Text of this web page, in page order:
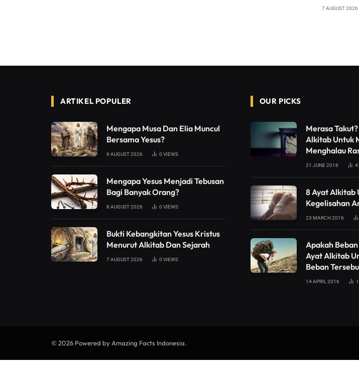
7 AUGUST 2026
ARTIKEL POPULER
Mengapa Musa Dan Elia Muncul
Bersama Yesus?
9 AUGUST 2026 0 VIEWS
Mengapa Yesus Menjadi Tebusan
Bagi Banyak Orang?
8 AUGUST 2026 0 VIEWS
Bukti Kebangkitan Yesus Kristus
Menurut Alkitab Dan Sejarah
7 AUGUST 2026 0 VIEWS
OUR PICKS
Merasa
Alkitab Untuk
Menghalau
21 JUNE 2016
8 Ayat Alkitab
Kegelisahan
23 MARCH 2016
Apakah
Ayat Alkitab
Beban
14 APRIL 2016
© 2026 Powered by Amazing Facts Indonesia.